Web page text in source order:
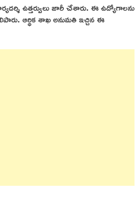
ఉత్తర్వులు జారీ చేశారు. ఈ ఉద్యోగాలను
ఆర్థిక శాఖ అనుమతి ఇచ్చిన ఈ